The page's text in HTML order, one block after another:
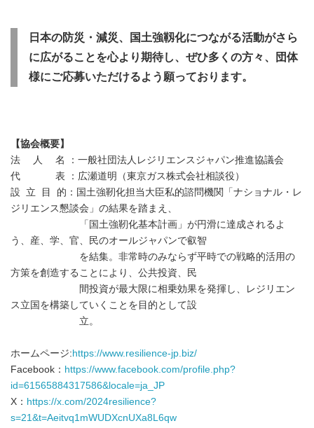
日本の防災・減災、国土強靱化につながる活動がさら
に広がることを心より期待し、ぜひ多くの方々、団体
様にご応募いただけるよう願っております。
【協会概要】
法 人 名 ：一般社団法人レジリエンスジャパン推進協議会
代 表 ：広瀬道明（東京ガス株式会社相談役）
設 立 目 的：国土強靭化担当大臣私的諮問機関「ナショナル・レ
ジリエンス懇談会」の結果を踏まえ、
「国土強靭化基本計画」が円滑に達成されるよ
う、産、学、官、民のオールジャパンで叡智
を結集。非常時のみならず平時での戦略的活用の
方策を創造することにより、公共投資、民
間投資が最大限に相乗効果を発揮し、レジリエン
ス立国を構築していくことを目的として設
立。
ホームページ: https://www.resilience-jp.biz/
Facebook： https://www.facebook.com/profile.php?
id=61565884317586&locale=ja_JP
X： https://x.com/2024resilience?
s=21&t=Aeitvq1mWUDXcnUXa8L6qw